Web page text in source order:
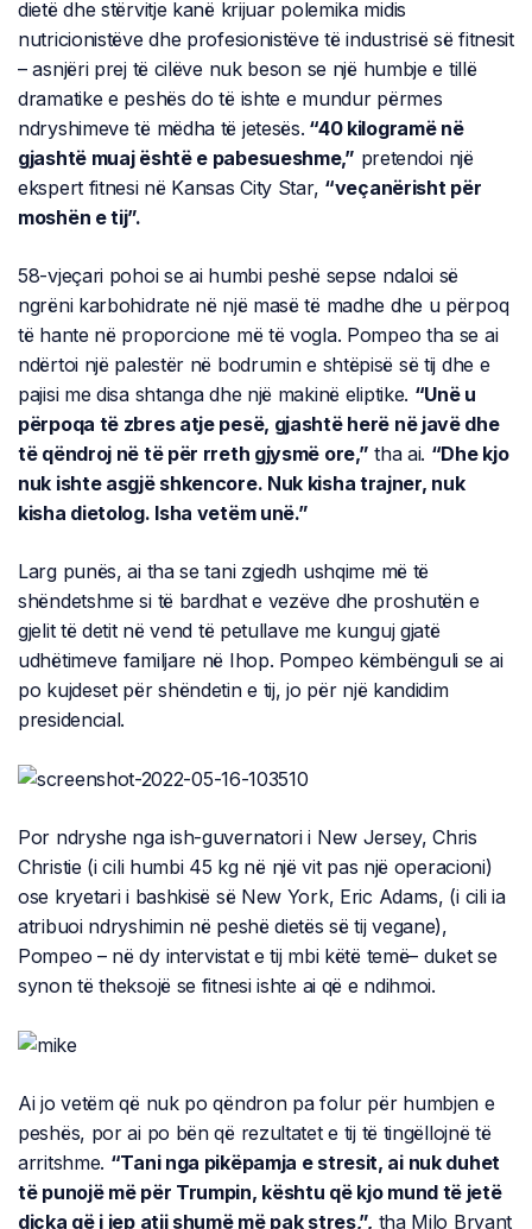
dietë dhe stërvitje kanë krijuar polemika midis
nutricionistëve dhe profesionistëve të industrisë së fitnesit
– asnjëri prej të cilëve nuk beson se një humbje e tillë
dramatike e peshës do të ishte e mundur përmes
ndryshimeve të mëdha të jetesës. “40 kilogramë në
gjashtë muaj është e pabesueshme,” pretendoi një
ekspert fitnesi në Kansas City Star, “veçanërisht për
moshën e tij”.
58-vjeçari pohoi se ai humbi peshë sepse ndaloi së
ngrëni karbohidrate në një masë të madhe dhe u përpoq
të hante në proporcione më të vogla. Pompeo tha se ai
ndërtoi një palestër në bodrumin e shtëpisë së tij dhe e
pajisi me disa shtanga dhe një makinë eliptike. “Unë u
përpoqa të zbres atje pesë, gjashtë herë në javë dhe
të qëndroj në të për rreth gjysmë ore,” tha ai. “Dhe kjo
nuk ishte asgjë shkencore. Nuk kisha trajner, nuk
kisha dietolog. Isha vetëm unë.”
Larg punës, ai tha se tani zgjedh ushqime më të
shëndetshme si të bardhat e vezëve dhe proshutën e
gjelit të detit në vend të petullave me kunguj gjatë
udhëtimeve familjare në Ihop. Pompeo këmbënguli se ai
po kujdeset për shëndetin e tij, jo për një kandidim
presidencial.
Por ndryshe nga ish-guvernatori i New Jersey, Chris
Christie (i cili humbi 45 kg në një vit pas një operacioni)
ose kryetari i bashkisë së New York, Eric Adams, (i cili ia
atribuoi ndryshimin në peshë dietës së tij vegane),
Pompeo – në dy intervistat e tij mbi këtë temë– duket se
synon të theksojë se fitnesi ishte ai që e ndihmoi.
Ai jo vetëm që nuk po qëndron pa folur për humbjen e
peshës, por ai po bën që rezultatet e tij të tingëllojnë të
arritshme. “Tani nga pikëpamja e stresit, ai nuk duhet
të punojë më për Trumpin, kështu që kjo mund të jetë
diçka që i jep atij shumë më pak stres,”, tha Milo Bryant